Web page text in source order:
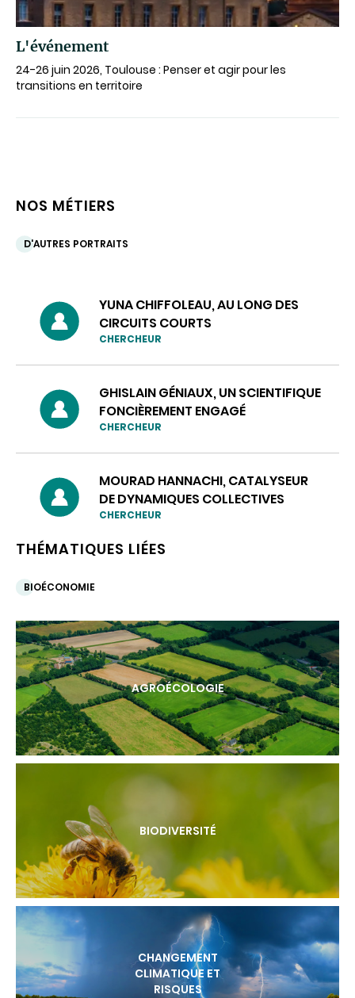
L'événement
24-26 juin 2026, Toulouse : Penser et agir pour les
transitions en territoire
NOS MÉTIERS
D'AUTRES PORTRAITS
YUNA CHIFFOLEAU, AU LONG DES
CIRCUITS COURTS
CHERCHEUR
GHISLAIN GÉNIAUX, UN SCIENTIFIQUE
FONCIÈREMENT ENGAGÉ
CHERCHEUR
MOURAD HANNACHI, CATALYSEUR
DE DYNAMIQUES COLLECTIVES
CHERCHEUR
THÉMATIQUES LIÉES
BIOÉCONOMIE
AGROÉCOLOGIE
BIODIVERSITÉ
CHANGEMENT
CLIMATIQUE ET
RISQUES